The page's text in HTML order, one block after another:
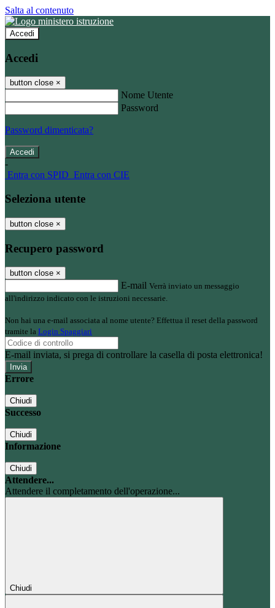
Salta al contenuto
Accedi
Accedi
button close ×
Nome Utente
Password
Password dimenticata?
-
Entra con SPID Entra con CIE
Seleziona utente
button close ×
Recupero password
button close ×
E-mail Verrà inviato un messaggio
all'indirizzo indicato con le istruzioni necessarie.
Non hai una e-mail associata al nome utente? Effettua il reset della password
tramite la Login Spaggiari
E-mail inviata, si prega di controllare la casella di posta elettronica!
Errore
Chiudi
Successo
Chiudi
Informazione
Chiudi
Attendere...
Attendere il completamento dell'operazione...
Chiudi